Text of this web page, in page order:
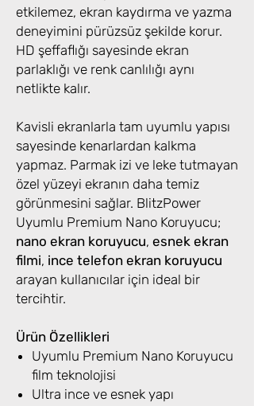
etkilemez, ekran kaydırma ve yazma
deneyimini pürüzsüz şekilde korur.
HD şeffaflığı sayesinde ekran
parlaklığı ve renk canlılığı aynı
netlikte kalır.
Kavisli ekranlarla tam uyumlu yapısı
sayesinde kenarlardan kalkma
yapmaz. Parmak izi ve leke tutmayan
özel yüzeyi ekranın daha temiz
görünmesini sağlar. BlitzPower
Uyumlu Premium Nano Koruyucu;
nano ekran koruyucu, esnek ekran
filmi, ince telefon ekran koruyucu
arayan kullanıcılar için ideal bir
tercihtir.
Ürün Özellikleri
Uyumlu Premium Nano Koruyucu
film teknolojisi
Ultra ince ve esnek yapı